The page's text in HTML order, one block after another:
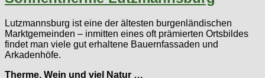
Lutzmannsburg ist eine der ältesten burgenländischen
Marktgemeinden – inmitten eines oft prämierten Ortsbildes
findet man viele gut erhaltene Bauernfassaden und
Arkadenhöfe.
Therme, Wein und viel Natur …